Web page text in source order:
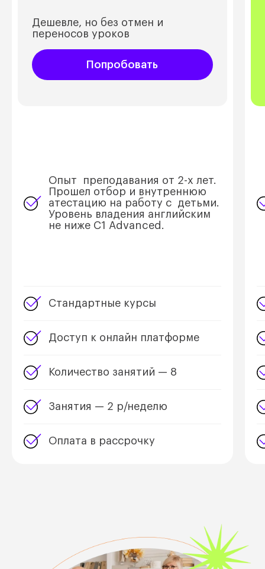
Дешевле, но без отмен и
переносов уроков
Попробовать
Опыт преподавания от 2-х лет.
Прошел отбор и внутреннюю
атестацию на работу с детьми.
Уровень владения английским
не ниже С1 Advanced.
Стандартные курсы
Доступ к онлайн платформе
Количество занятий — 8
Занятия — 2 р/неделю
Оплата в рассрочку